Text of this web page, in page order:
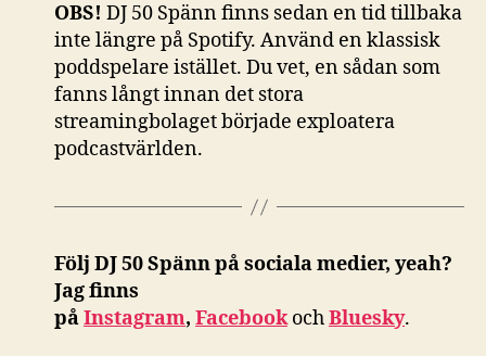
OBS! DJ 50 Spänn finns sedan en tid tillbaka
inte längre på Spotify. Använd en klassisk
poddspelare istället. Du vet, en sådan som
fanns långt innan det stora
streamingbolaget började exploatera
podcastvärlden.
Följ DJ 50 Spänn på sociala medier, yeah?
Jag finns
påInstagram, FacebookochBluesky.